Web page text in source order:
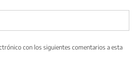
con los siguientes comentarios a esta